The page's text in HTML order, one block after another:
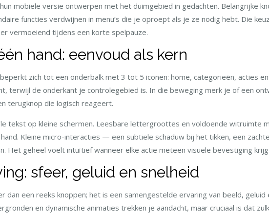
mobiele versie ontwerpen met het duimgebied in gedachten. Belangrijke
functies verdwijnen in menu’s die je oproept als je ze nodig hebt. Die
vermoeiend tijdens een korte spelpauze.
hand: eenvoud als kern
zich tot een onderbalk met 3 tot 5 iconen: home, categorieën, acties
terwijl de onderkant je controlegebied is. In die beweging merk je of een
terugknop die logisch reageert.
tekst op kleine schermen. Leesbare lettergroottes en voldoende witruimte
Kleine micro-interacties — een subtiele schaduw bij het tikken, een
Het geheel voelt intuïtief wanneer elke actie meteen visuele bevestiging
sfeer, geluid en snelheid
dan een reeks knoppen; het is een samengestelde ervaring van beeld, geluid
en dynamische animaties trekken je aandacht, maar cruciaal is dat